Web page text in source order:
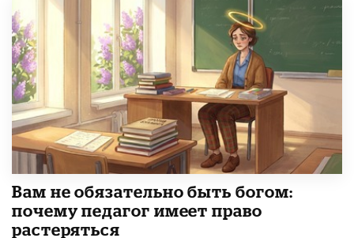
​Вам не обязательно быть богом:
почему педагог имеет право
растеряться